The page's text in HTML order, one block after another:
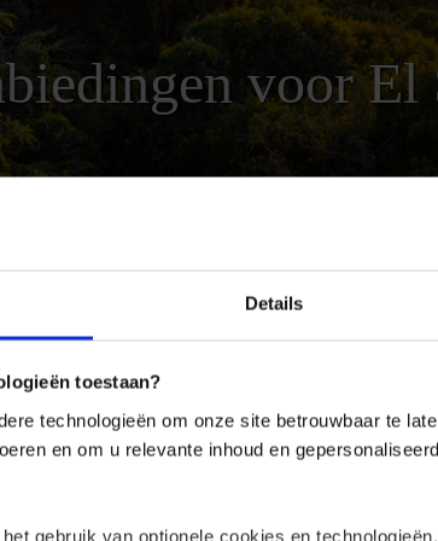
Details
toestaan?
technologieën om onze site betrouwbaar te
en om u relevante inhoud en
gebruik van optionele cookies en
voor El
LANDINFORMATIE
El Salvador
kun je altijd terecht voor scherp geprijsde reizen
Bovendien hebben we met grote regelmaat